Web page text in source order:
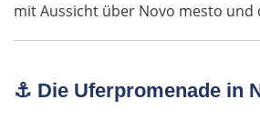
mit Aussicht über Novo mesto und
⚓ Die Uferpromenade in